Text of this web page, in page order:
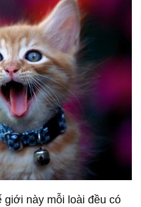
giới này mỗi loài đều có